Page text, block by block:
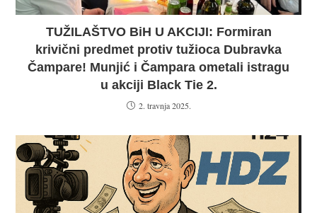
TUŽILAŠTVO BiH U AKCIJI: Formiran
krivični predmet protiv tužioca Dubravka
Čampare! Munjić i Čampara ometali istragu
u akciji Black Tie 2.
2. travnja 2025.